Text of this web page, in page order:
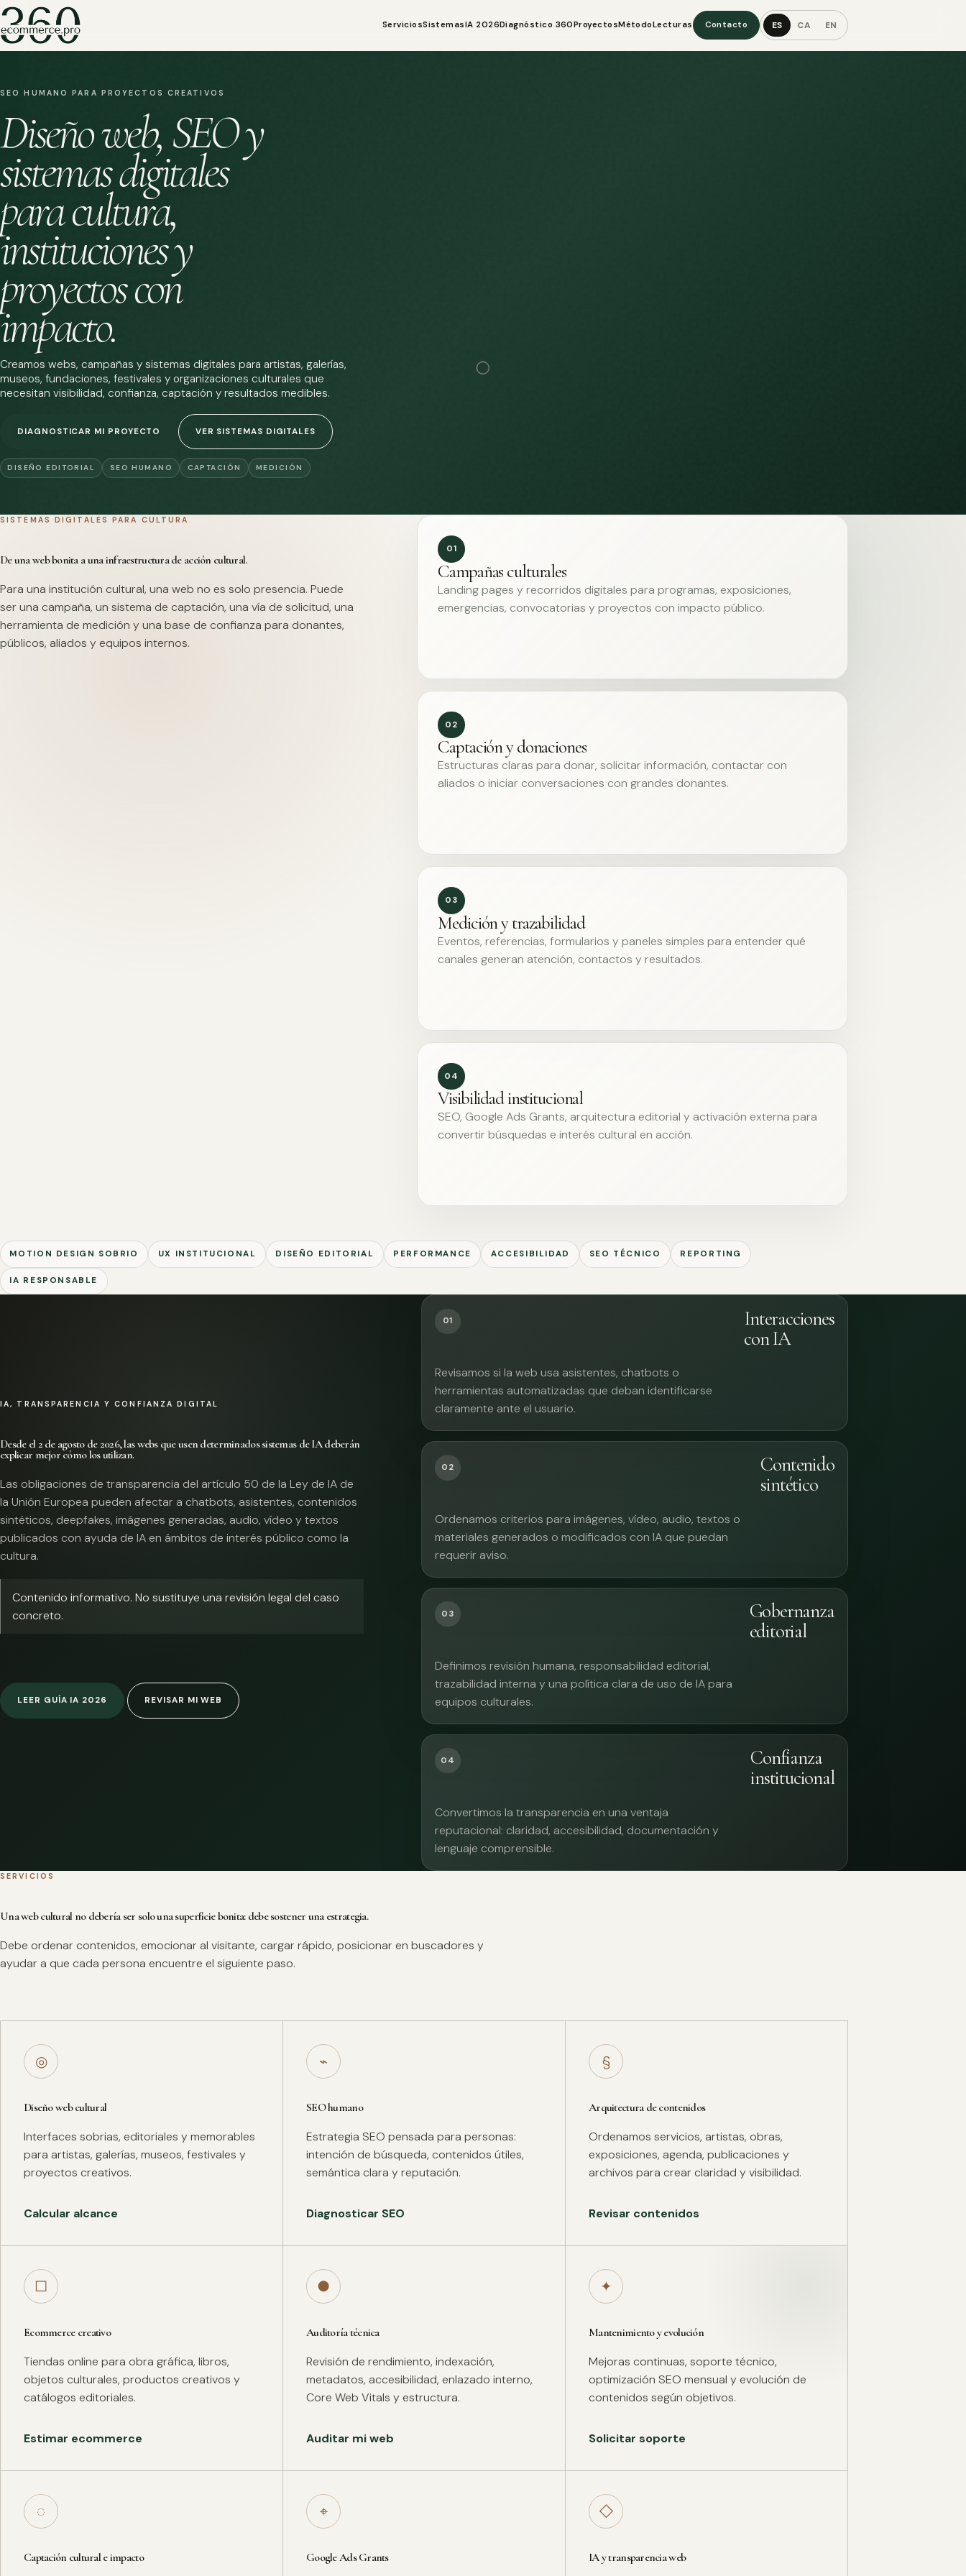
ServiciosSistemasIA 2026Diagnóstico 360ProyectosMétodoLecturas Contacto ES CA EN
SEO HUMANO PARA PROYECTOS CREATIVOS
Diseño web, SEO y
sistemas digitales
para cultura,
instituciones y
proyectos con
impacto.
Creamos webs, campañas y sistemas digitales para artistas, galerías,
museos, fundaciones, festivales y organizaciones culturales que
necesitan visibilidad, confianza, captación y resultados medibles.
DIAGNOSTICAR MI PROYECTO VER SISTEMAS DIGITALES
DISEÑO EDITORIAL SEO HUMANO CAPTACIÓN MEDICIÓN
SISTEMAS DIGITALES PARA CULTURA
De una web bonita a una infraestructura de acción cultural.
Para una institución cultural, una web no es solo presencia. Puede
ser una campaña, un sistema de captación, una vía de solicitud, una
herramienta de medición y una base de confianza para donantes,
públicos, aliados y equipos internos.
01
Campañas culturales
Landing pages y recorridos digitales para programas, exposiciones,
emergencias, convocatorias y proyectos con impacto público.
02
Captación y donaciones
Estructuras claras para donar, solicitar información, contactar con
aliados o iniciar conversaciones con grandes donantes.
03
Medición y trazabilidad
Eventos, referencias, formularios y paneles simples para entender qué
canales generan atención, contactos y resultados.
04
Visibilidad institucional
SEO, Google Ads Grants, arquitectura editorial y activación externa para
convertir búsquedas e interés cultural en acción.
MOTION DESIGN SOBRIO UX INSTITUCIONAL DISEÑO EDITORIAL PERFORMANCE ACCESIBILIDAD SEO TÉCNICO REPORTING
IA RESPONSABLE
IA, TRANSPARENCIA Y CONFIANZA DIGITAL
Desde el 2 de agosto de 2026, las webs que usen determinados sistemas de IA deberán
explicar mejor cómo los utilizan.
Las obligaciones de transparencia del artículo 50 de la Ley de IA de
la Unión Europea pueden afectar a chatbots, asistentes, contenidos
sintéticos, deepfakes, imágenes generadas, audio, vídeo y textos
publicados con ayuda de IA en ámbitos de interés público como la
cultura.
Contenido informativo. No sustituye una revisión legal del caso
concreto.
LEER GUÍA IA 2026 REVISAR MI WEB
01
Interacciones
con IA
Revisamos si la web usa asistentes, chatbots o
herramientas automatizadas que deban identificarse
claramente ante el usuario.
02
Contenido
sintético
Ordenamos criterios para imágenes, vídeo, audio, textos o
materiales generados o modificados con IA que puedan
requerir aviso.
03
Gobernanza
editorial
Definimos revisión humana, responsabilidad editorial,
trazabilidad interna y una política clara de uso de IA para
equipos culturales.
04
Confianza
institucional
Convertimos la transparencia en una ventaja
reputacional: claridad, accesibilidad, documentación y
lenguaje comprensible.
SERVICIOS
Una web cultural no debería ser solo una superficie bonita: debe sostener una estrategia.
Debe ordenar contenidos, emocionar al visitante, cargar rápido, posicionar en buscadores y
ayudar a que cada persona encuentre el siguiente paso.
◎
Diseño web cultural
Interfaces sobrias, editoriales y memorables
para artistas, galerías, museos, festivales y
proyectos creativos.
Calcular alcance
⌁
SEO humano
Estrategia SEO pensada para personas:
intención de búsqueda, contenidos útiles,
semántica clara y reputación.
Diagnosticar SEO
§
Arquitectura de contenidos
Ordenamos servicios, artistas, obras,
exposiciones, agenda, publicaciones y
archivos para crear claridad y visibilidad.
Revisar contenidos
□
Ecommerce creativo
Tiendas online para obra gráfica, libros,
objetos culturales, productos creativos y
catálogos editoriales.
Estimar ecommerce
●
Auditoría técnica
Revisión de rendimiento, indexación,
metadatos, accesibilidad, enlazado interno,
Core Web Vitals y estructura.
Auditar mi web
✦
Mantenimiento y evolución
Mejoras continuas, soporte técnico,
optimización SEO mensual y evolución de
contenidos según objetivos.
Solicitar soporte
◌
Captación cultural e impacto
⌖
Google Ads Grants
◇
IA y transparencia web